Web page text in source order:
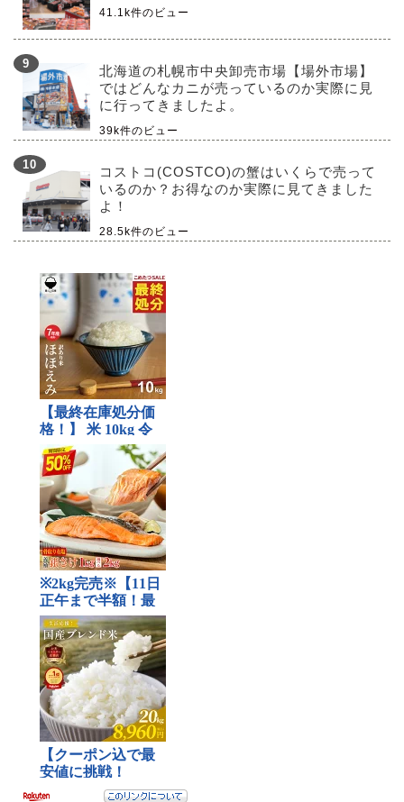
41.1k件のビュー
北海道の札幌市中央卸売市場【場外市場】
ではどんなカニが売っているのか実際に見
に行ってきましたよ。
39k件のビュー
コストコ(COSTCO)の蟹はいくらで売って
いるのか？お得なのか実際に見てきました
よ！
28.5k件のビュー